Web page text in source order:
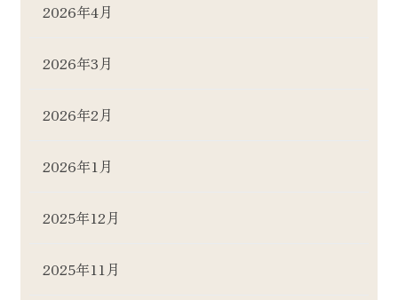
2026年4月
2026年3月
2026年2月
2026年1月
2025年12月
2025年11月